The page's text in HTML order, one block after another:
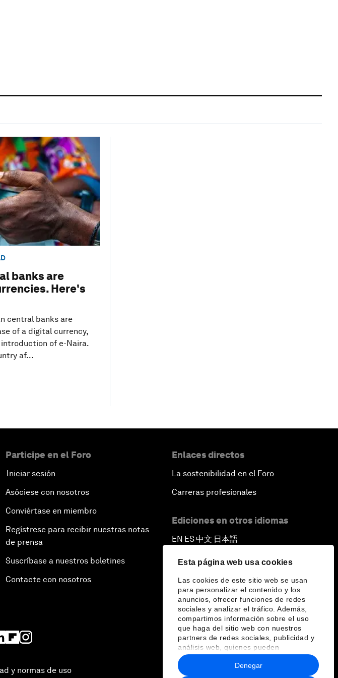
Esta página web usa cookies
Las cookies de este sitio web se usan
para personalizar el contenido y los
anuncios, ofrecer funciones de redes
sociales y analizar el tráfico. Además,
compartimos información sobre el uso
que haga del sitio web con nuestros
partners de redes sociales, publicidad y
análisis web, quienes pueden
combinarla con otra información que les
haya proporcionado o que hayan
recopilado a partir del uso que haya
Denegar
banks are
Here's
central banks are
of a digital currency,
introduction of e-Naira.
af...
Participe en el Foro
Iniciar sesión
Asóciese con nosotros
Conviértase en miembro
Regístrese para recibir nuestras notas
de prensa
Suscríbase a nuestros boletines
Contacte con nosotros
Enlaces directos
La sostenibilidad en el Foro
Carreras profesionales
Ediciones en otros idiomas
EN ▪ ES▪中文▪ 日本語
y normas de uso